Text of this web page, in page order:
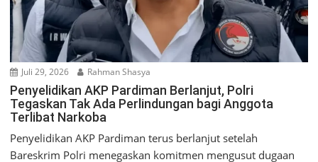
Juli 29, 2026 Rahman Shasya
Penyelidikan AKP Pardiman Berlanjut, Polri
Tegaskan Tak Ada Perlindungan bagi Anggota
Terlibat Narkoba
Penyelidikan AKP Pardiman terus berlanjut setelah
Bareskrim Polri menegaskan komitmen mengusut dugaan